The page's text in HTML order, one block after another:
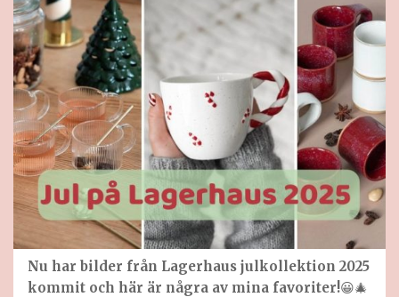
Nu har bilder från Lagerhaus julkollektion 2025
kommit och här är några av mina favoriter!😀🎄